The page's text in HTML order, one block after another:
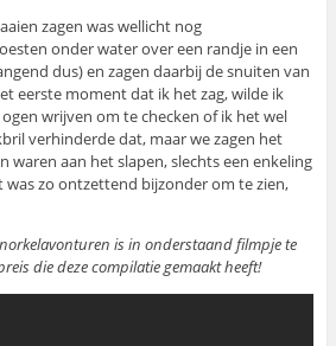
zagen was wellicht nog
onder water over een randje in een
dus) en zagen daarbij de snuiten van
eerste moment dat ik het zag, wilde ik
wrijven om te checken of ik het wel
verhinderde dat, maar we zagen het
waren aan het slapen, slechts een enkeling
zo ontzettend bijzonder om te zien,
is in onderstaand filmpje te
die deze compilatie gemaakt heeft!